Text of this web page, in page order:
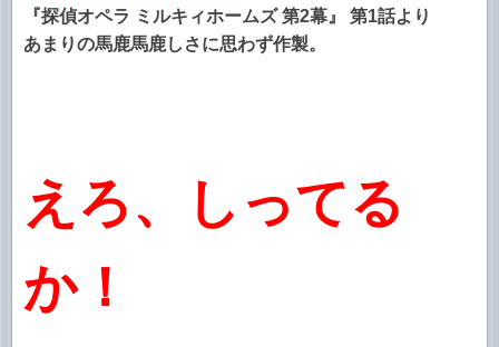
『探偵オペラ ミルキィホームズ 第2幕』 第1話より
あまりの馬鹿馬鹿しさに思わず作製。
えろ、しってる
か！